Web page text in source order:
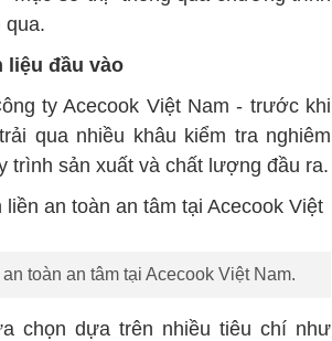
qua.
liệu đầu vào
ty Acecook Việt Nam - trước khi
qua nhiều khâu kiểm tra nghiêm
trình sản xuất và chất lượng đầu ra.
toàn an tâm tại Acecook Việt Nam.
chọn dựa trên nhiều tiêu chí như